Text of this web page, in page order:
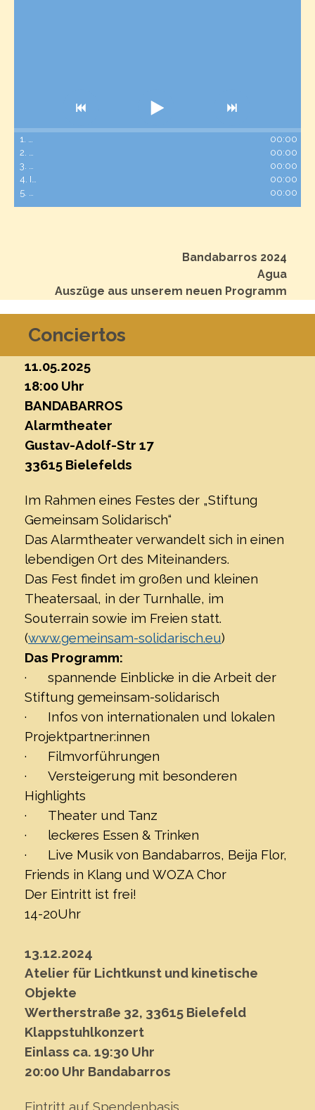
00:00
00:00
00:00
00:00
00:00
Bandabarros 2024
Agua
Auszüge aus unserem neuen Programm
Conciertos
11.05.2025
18:00 Uhr
BANDABARROS
Alarmtheater
Gustav-Adolf-Str 17
33615 Bielefelds
Im Rahmen eines Festes der „Stiftung
Gemeinsam Solidarisch“
Das Alarmtheater verwandelt sich in einen
lebendigen Ort des Miteinanders.
Das Fest findet im großen und kleinen
Theatersaal, in der Turnhalle, im
Souterrain sowie im Freien statt.
(www.gemeinsam-solidarisch.eu)
Das Programm:
· spannende Einblicke in die Arbeit der
Stiftung gemeinsam-solidarisch
· Infos von internationalen und lokalen
Projektpartner:innen
· Filmvorführungen
· Versteigerung mit besonderen
Highlights
· Theater und Tanz
· leckeres Essen & Trinken
· Live Musik von Bandabarros, Beija Flor,
Friends in Klang und WOZA Chor
Der Eintritt ist frei!
14-20Uhr
13.12.2024
Atelier für Lichtkunst und kinetische
Objekte
Wertherstraße 32, 33615 Bielefeld
Klappstuhlkonzert
Einlass ca. 19:30 Uhr
20:00 Uhr Bandabarros
Eintritt auf Spendenbasis